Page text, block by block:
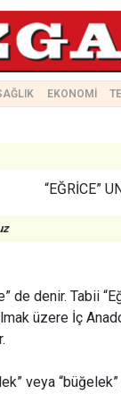
EKONOMİ
“EĞRİCE”
de denir. Tabii
üzere İç
veya